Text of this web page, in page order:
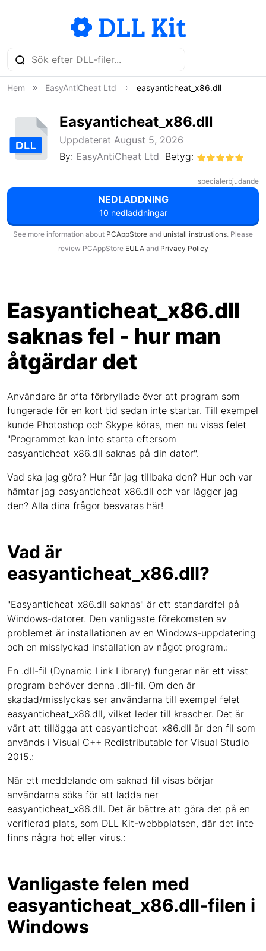
Hem EasyAntiCheat Ltd easyanticheat_x86.dll
Easyanticheat_x86.dll
Uppdaterat August 5, 2026
By: EasyAntiCheat Ltd Betyg:
specialerbjudande
NEDLADDNING
10 nedladdningar
See more information about PCAppStore and unistall instrustions. Please
review PCAppStore EULAand Privacy Policy
Easyanticheat_x86.dll
saknas fel - hur man
åtgärdar det
Användare är ofta förbryllade över att program som
fungerade för en kort tid sedan inte startar. Till exempel
kunde Photoshop och Skype köras, men nu visas felet
"Programmet kan inte starta eftersom
easyanticheat_x86.dll saknas på din dator".
Vad ska jag göra? Hur får jag tillbaka den? Hur och var
hämtar jag easyanticheat_x86.dll och var lägger jag
den? Alla dina frågor besvaras här!
Vad är
easyanticheat_x86.dll?
"Easyanticheat_x86.dll saknas" är ett standardfel på
Windows-datorer. Den vanligaste förekomsten av
problemet är installationen av en Windows-uppdatering
och en misslyckad installation av något program.:
En .dll-fil (Dynamic Link Library) fungerar när ett visst
program behöver denna .dll-fil. Om den är
skadad/misslyckas ser användarna till exempel felet
easyanticheat_x86.dll, vilket leder till krascher. Det är
värt att tillägga att easyanticheat_x86.dll är den fil som
används i Visual C++ Redistributable for Visual Studio
2015.:
När ett meddelande om saknad fil visas börjar
användarna söka för att ladda ner
easyanticheat_x86.dll. Det är bättre att göra det på en
verifierad plats, som DLL Kit-webbplatsen, där det inte
finns några hot eller virus.:
Vanligaste felen med
easyanticheat_x86.dll-filen i
Windows